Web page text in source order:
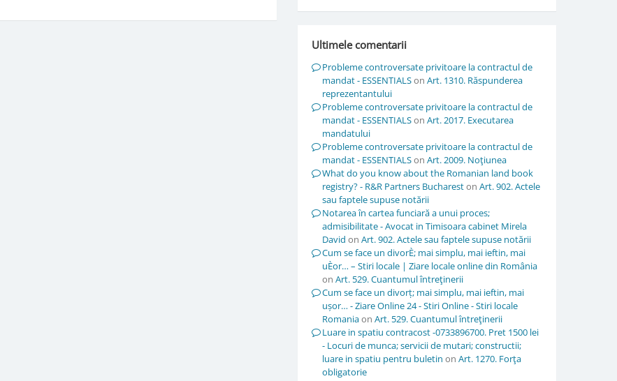
Ultimele comentarii
Probleme controversate privitoare la contractul de
mandat - ESSENTIALSon Art. 1310. Răspunderea
reprezentantului
Probleme controversate privitoare la contractul de
mandat - ESSENTIALSon Art. 2017. Executarea
mandatului
Probleme controversate privitoare la contractul de
mandat - ESSENTIALSon Art. 2009. Noţiunea
What do you know about the Romanian land book
registry? - R&R Partners Buchareston Art. 902. Actele
sau faptele supuse notării
Notarea în cartea funciară a unui proces;
admisibilitate - Avocat in Timisoara cabinet Mirela
David on Art. 902. Actele sau faptele supuse notării
Cum se face un divorÈ; mai simplu, mai ieftin, mai
uÈor… – Stiri locale | Ziare locale online din România
on Art. 529. Cuantumul întreţinerii
Cum se face un divorț; mai simplu, mai ieftin, mai
ușor… - Ziare Online 24 - Stiri Online - Stiri locale
Romaniaon Art. 529. Cuantumul întreţinerii
Luare in spatiu contracost -0733896700. Pret 1500 lei
- Locuri de munca; servicii de mutari; constructii;
luare in spatiu pentru buletin on Art. 1270. Forţa
obligatorie